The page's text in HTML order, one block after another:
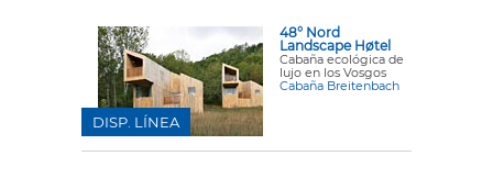
48° Nord
Landscape Høtel
Cabaña ecológica de
lujo en los Vosgos
Cabaña Breitenbach
DISP. LÍNEA